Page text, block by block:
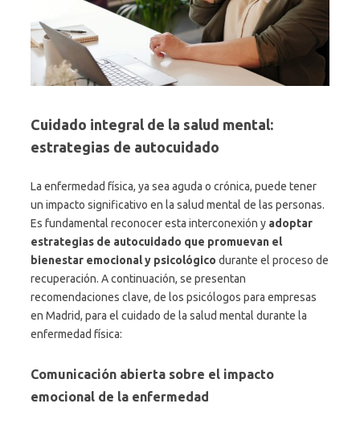
Cuidado integral de la salud mental:
estrategias de autocuidado
La enfermedad física, ya sea aguda o crónica, puede tener
un impacto significativo en la salud mental de las personas.
Es fundamental reconocer esta interconexión y adoptar
estrategias de autocuidado que promuevan el
bienestar emocional y psicológico durante el proceso de
recuperación. A continuación, se presentan
recomendaciones clave, de los psicólogos para empresas
en Madrid, para el cuidado de la salud mental durante la
enfermedad física:
Comunicación abierta sobre el impacto
emocional de la enfermedad